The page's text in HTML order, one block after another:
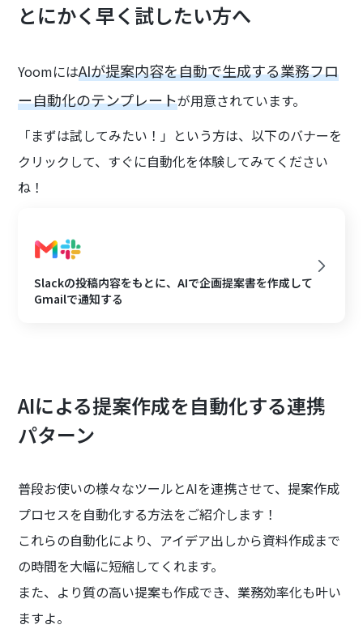
とにかく早く試したい方へ
YoomにはAIが提案内容を自動で生成する業務フロ
ー自動化のテンプレートが用意されています。
「まずは試してみたい！」という方は、以下のバナーを
クリックして、すぐに自動化を体験してみてください
ね！
Slackの投稿内容をもとに、AIで企画提案書を作成して
Gmailで通知する
AIによる提案作成を自動化する連携
パターン
普段お使いの様々なツールとAIを連携させて、提案作成
プロセスを自動化する方法をご紹介します！
これらの自動化により、アイデア出しから資料作成まで
の時間を大幅に短縮してくれます。
また、より質の高い提案も作成でき、業務効率化も叶い
ますよ。